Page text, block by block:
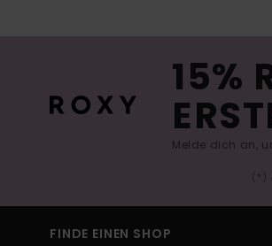
15%
Melde dich an,
(*)
FINDE EINEN SHOP